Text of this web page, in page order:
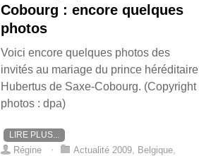
Cobourg : encore quelques
photos
Voici encore quelques photos des
invités au mariage du prince héréditaire
Hubertus de Saxe-Cobourg. (Copyright
photos : dpa)
LIRE PLUS...
Régine ⋅ Actualité 2009 Belgique